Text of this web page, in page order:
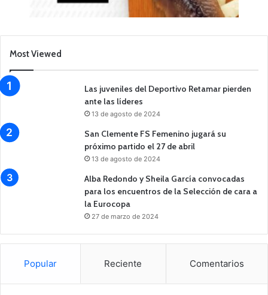
Most Viewed
Las juveniles del Deportivo Retamar pierden
ante las líderes
13 de agosto de 2024
San Clemente FS Femenino jugará su
próximo partido el 27 de abril
13 de agosto de 2024
Alba Redondo y Sheila García convocadas
para los encuentros de la Selección de cara a
la Eurocopa
27 de marzo de 2024
Popular Reciente Comentarios